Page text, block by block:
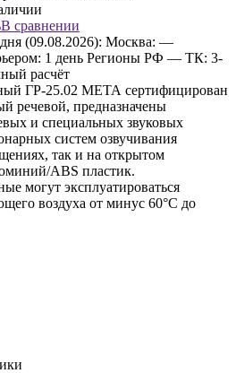
В сравнении
(09.08.2026): Москва: —
1 день Регионы РФ — ТК: 3-
расчёт
ГР‑25.02 МЕТА сертифицирован
речевой, предназначены
и специальных звуковых
систем озвучивания
так и на открытом
ABS пластик.
могут эксплуатироваться
воздуха от минус 60°С до